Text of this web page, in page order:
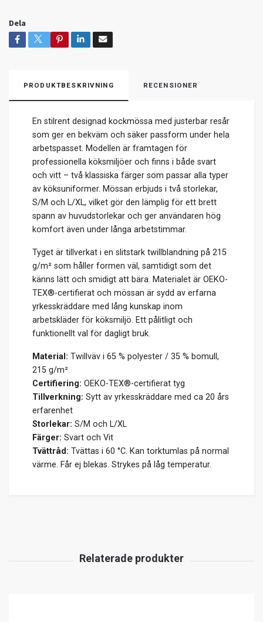
Dela
PRODUKTBESKRIVNING RECENSIONER
En stilrent designad kockmössa med justerbar resår
som ger en bekväm och säker passform under hela
arbetspasset. Modellen är framtagen för
professionella köksmiljöer och finns i både svart
och vitt – två klassiska färger som passar alla typer
av köksuniformer. Mössan erbjuds i två storlekar,
S/M och L/XL, vilket gör den lämplig för ett brett
spann av huvudstorlekar och ger användaren hög
komfort även under långa arbetstimmar.
Tyget är tillverkat i en slitstark twillblandning på 215
g/m² som håller formen väl, samtidigt som det
känns lätt och smidigt att bära. Materialet är OEKO-
TEX®-certifierat och mössan är sydd av erfarna
yrkesskräddare med lång kunskap inom
arbetskläder för köksmiljö. Ett pålitligt och
funktionellt val för dagligt bruk.
Material: Twillväv i 65 % polyester / 35 % bomull,
215 g/m²
Certifiering: OEKO-TEX®-certifierat tyg
Tillverkning: Sytt av yrkesskräddare med ca 20 års
erfarenhet
Storlekar: S/M och L/XL
Färger: Svart och Vit
Tvättråd: Tvättas i 60 °C. Kan torktumlas på normal
värme. Får ej blekas. Strykes på låg temperatur.